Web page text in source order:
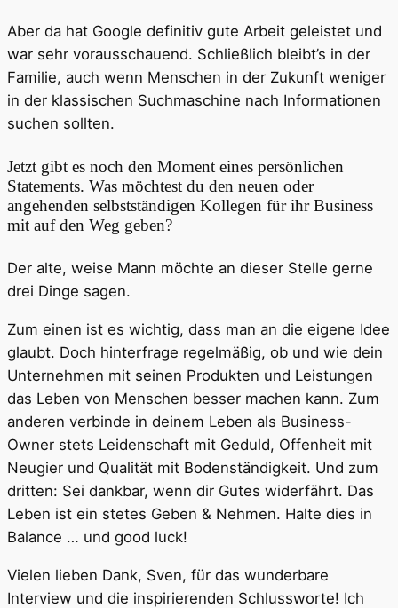
Aber da hat Google definitiv gute Arbeit geleistet und
war sehr vorausschauend. Schließlich bleibt’s in der
Familie, auch wenn Menschen in der Zukunft weniger
in der klassischen Suchmaschine nach Informationen
suchen sollten.
Jetzt gibt es noch den Moment eines persönlichen
Statements. Was möchtest du den neuen oder
angehenden selbstständigen Kollegen für ihr Business
mit auf den Weg geben?
Der alte, weise Mann möchte an dieser Stelle gerne
drei Dinge sagen.
Zum einen ist es wichtig, dass man an die eigene Idee
glaubt. Doch hinterfrage regelmäßig, ob und wie dein
Unternehmen mit seinen Produkten und Leistungen
das Leben von Menschen besser machen kann. Zum
anderen verbinde in deinem Leben als Business-
Owner stets Leidenschaft mit Geduld, Offenheit mit
Neugier und Qualität mit Bodenständigkeit. Und zum
dritten: Sei dankbar, wenn dir Gutes widerfährt. Das
Leben ist ein stetes Geben & Nehmen. Halte dies in
Balance … und good luck!
Vielen lieben Dank, Sven, für das wunderbare
Interview und die inspirierenden Schlussworte! Ich